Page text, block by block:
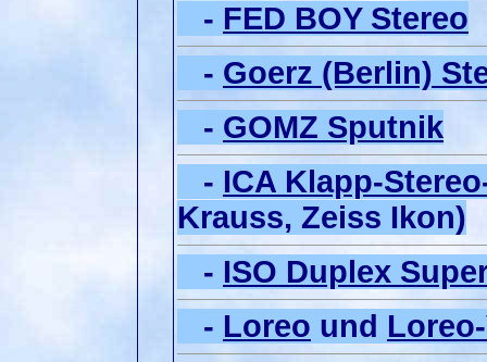
- FED BOY Stereo
- Goerz (Berlin)
- GOMZ Sputnik
- ICA Klapp-
Krauss, Zeiss Ikon)
- ISO Duplex
- Loreo und